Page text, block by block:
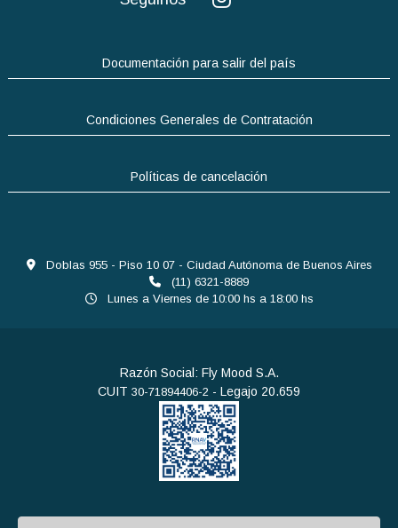
Documentación para salir del país
Condiciones Generales de Contratación
Políticas de cancelación
Doblas 955 - Piso 10 07 - Ciudad Autónoma de Buenos Aires
(11) 6321-8889
Lunes a Viernes de 10:00 hs a 18:00 hs
Razón Social: Fly Mood S.A.
CUIT 30-71894406-2 - Legajo 20.659